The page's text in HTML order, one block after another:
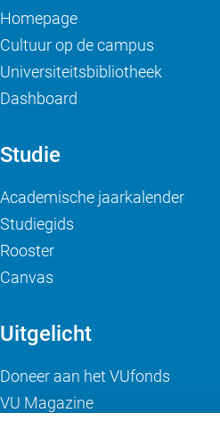
Homepage
Cultuur op de campus
Universiteitsbibliotheek
Dashboard
Studie
Academische jaarkalender
Studiegids
Rooster
Canvas
Uitgelicht
Doneer aan het VUfonds
VU Magazine